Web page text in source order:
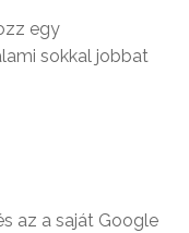
egy
sokkal jobbat
az a saját Google